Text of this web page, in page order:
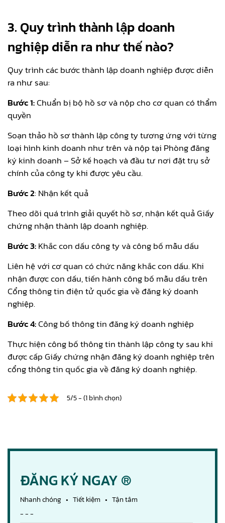
3. Quy trình thành lập doanh
nghiệpdiễn ra như thế nào?
Quy trình các bước thành lập doanh nghiệp được diễn
ra như sau:
Bước 1:Chuẩn bị bộ hồ sơ và nộp cho cơ quan có thẩm
quyền
Soạn thảo hồ sơ thành lập công ty tương ứng với từng
loại hình kinh doanh như trên và nộp tại Phòng đăng
ký kinh doanh – Sở kế hoạch và đầu tư nơi đặt trụ sở
chính của công ty khi được yêu cầu.
Bước 2: Nhận kết quả
Theo dõi quá trình giải quyết hồ sơ, nhận kết quả Giấy
chứng nhận thành lập doanh nghiệp.
Bước 3:Khắc con dấu công ty và công bố mẫu dấu
Liên hệ với cơ quan có chức năng khắc con dấu. Khi
nhận được con dấu, tiến hành công bố mẫu dấu trên
Cổng thông tin điện tử quốc gia về đăng ký doanh
nghiệp.
Bước 4:Công bố thông tin đăng ký doanh nghiệp
Thực hiện công bố thông tin thành lập công ty sau khi
được cấp Giấy chứng nhận đăng ký doanh nghiệp trên
cổng thông tin quốc gia về đăng ký doanh nghiệp.
5/5 - (1 bình chọn)
ĐĂNG KÝ NGAY ®
Nhanh chóng • Tiết kiệm • Tận tâm
- - -